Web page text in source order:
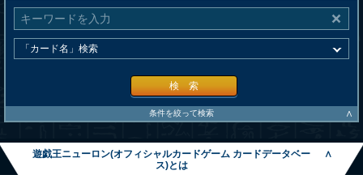
検 索
条件を絞って検索 ∧
遊戯王ニューロン(オフィシャルカードゲーム カードデータベー
ス)とは
∧